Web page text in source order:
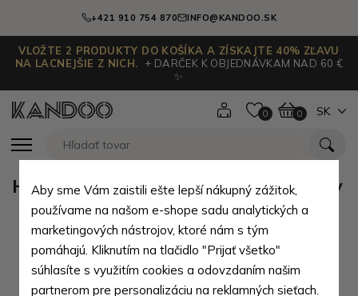
+421 910 754 870 INFO@KANDOO.SK
VLOŽTE 2 PRODUKTY DO KOŠÍKA A ZÍSKAJTE 40% ZĽAVU
NA LACNEJŠIE Z NICH.
+ DARČEK K OBJEDNÁVKAM NAD 60 €
✨
0 0 SK
Hnedý kožený zipsový batoh Poppy
Aby sme Vám zaistili ešte lepší nákupný zážitok,
používame na našom e-shope sadu analytických a
marketingových nástrojov, ktoré nám s tým
pomáhajú. Kliknutím na tlačidlo "Prijať všetko"
súhlasíte s využitím cookies a odovzdaním našim
partnerom pre personalizáciu na reklamných sieťach.